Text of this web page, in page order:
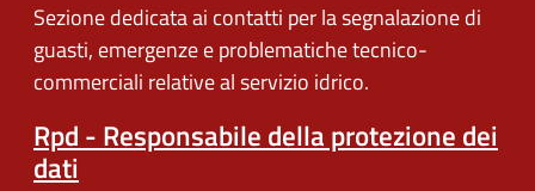
Sezione dedicata ai contatti per la segnalazione di
guasti, emergenze e problematiche tecnico-
commerciali relative al servizio idrico.
Rpd - Responsabile della protezione dei
dati